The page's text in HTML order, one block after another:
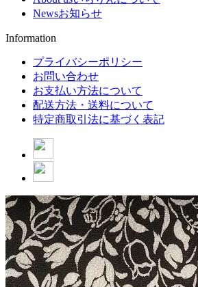
Newsお知らせ
Information
プライバシーポリシー
お問い合わせ
お支払い方法について
配送方法・送料について
特定商取引法に基づく表記